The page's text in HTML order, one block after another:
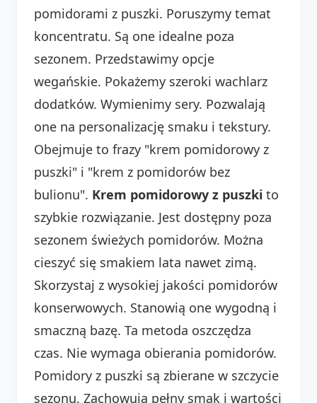
pomidorami z puszki. Poruszymy temat
koncentratu. Są one idealne poza
sezonem. Przedstawimy opcje
wegańskie. Pokażemy szeroki wachlarz
dodatków. Wymienimy sery. Pozwalają
one na personalizację smaku i tekstury.
Obejmuje to frazy "krem pomidorowy z
puszki" i "krem z pomidorów bez
bulionu". Krem pomidorowy z puszki to
szybkie rozwiązanie. Jest dostępny poza
sezonem świeżych pomidorów. Można
cieszyć się smakiem lata nawet zimą.
Skorzystaj z wysokiej jakości pomidorów
konserwowych. Stanowią one wygodną i
smaczną bazę. Ta metoda oszczędza
czas. Nie wymaga obierania pomidorów.
Pomidory z puszki są zbierane w szczycie
sezonu. Zachowują pełny smak i wartości